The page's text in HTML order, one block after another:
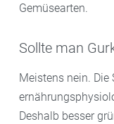
Gemüsearten.
Sollte man
Meistens nein. Die
Deshalb besser